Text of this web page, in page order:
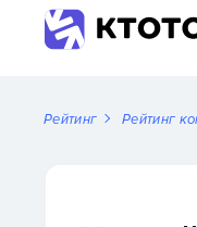
Рейтинг Рейтинг